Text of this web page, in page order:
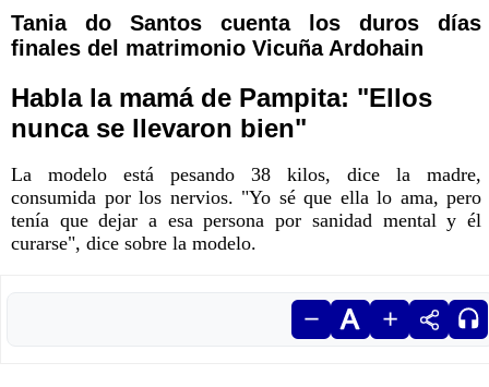
Tania do Santos cuenta los duros días
finales del matrimonio Vicuña Ardohain
Habla la mamá de Pampita: "Ellos
nunca se llevaron bien"
La modelo está pesando 38 kilos, dice la madre,
consumida por los nervios. "Yo sé que ella lo ama, pero
tenía que dejar a esa persona por sanidad mental y él
curarse", dice sobre la modelo.